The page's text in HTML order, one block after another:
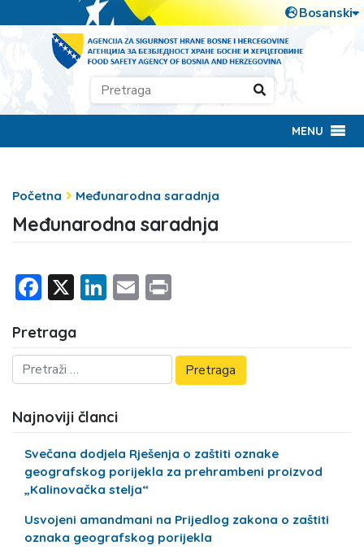
MENU
Početna Međunarodna saradnja
Međunarodna saradnja
Facebook
X LinkedIn
Email
Pretraga
Najnoviji članci
Svečana dodjela Rješenja o zaštiti oznake
geografskog porijekla za prehrambeni proizvod
„Kalinovačka stelja“
Usvojeni amandmani na Prijedlog zakona o zaštiti
oznaka geografskog porijekla